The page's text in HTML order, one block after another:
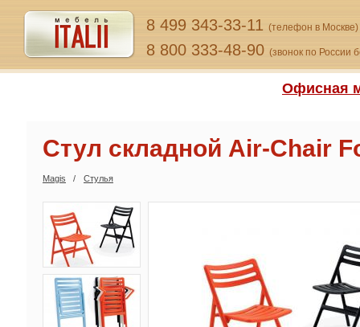
8 499 343-33-11 (телефон в Москве)
8 800 333-48-90 (звонок по России
Офисная
Стул складной Air-Chair
Magis Стулья